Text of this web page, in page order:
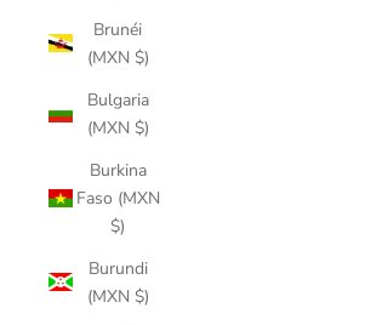
Brunéi
(MXN $)
Bulgaria
(MXN $)
Burkina
Faso (MXN
$)
Burundi
(MXN $)